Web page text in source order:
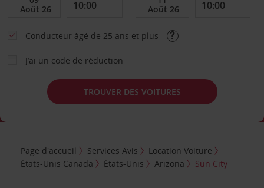
Conducteur âgé de 25 ans et plus
J’ai un code de réduction
TROUVER DES VOITURES
Page d'accueil Services Avis
Location Voiture
États-Unis Canada
États-Unis Arizona Sun City